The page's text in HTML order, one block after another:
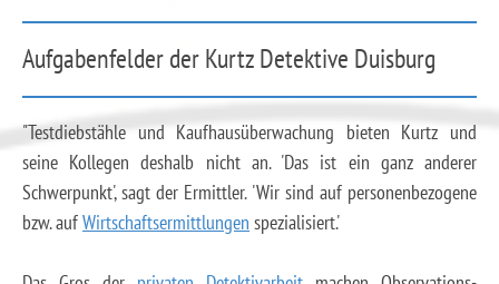
Aufgabenfelder der Kurtz Detektive Duisburg
"Testdiebstähle und Kaufhausüberwachung bieten Kurtz und
seine Kollegen deshalb nicht an. 'Das ist ein ganz anderer
Schwerpunkt', sagt der Ermittler. 'Wir sind auf personenbezogene
bzw. aufWirtschaftsermittlungen spezialisiert.'